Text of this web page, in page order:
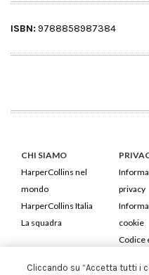
ISBN: 9788858987384
CHI SIAMO
HarperCollins nel
mondo
HarperCollins Italia
La squadra
privacy
cookie
Codice
Cliccando su “Accetta tutti i